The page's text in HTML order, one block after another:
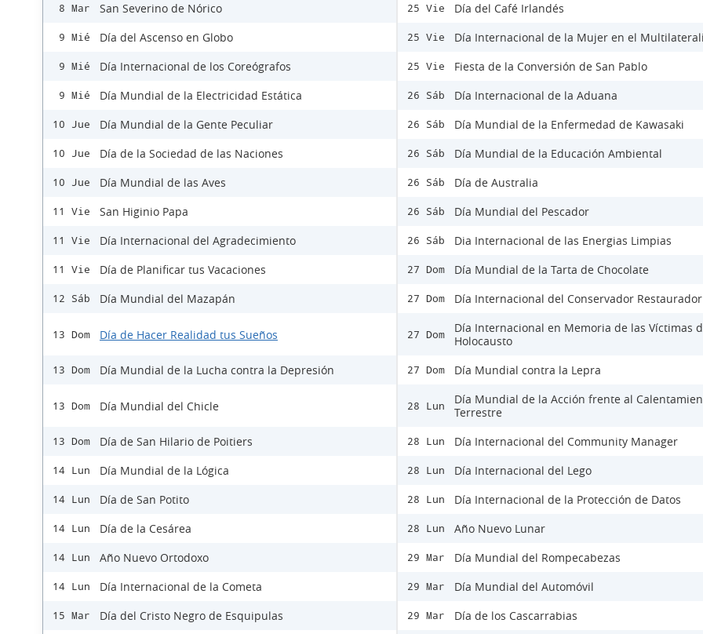
8 Mar San Severino de Nórico
9 Mié Día del Ascenso en Globo
9 Mié Día Internacional de los Coreógrafos
9 Mié Día Mundial de la Electricidad Estática
10 Jue Día Mundial de la Gente Peculiar
10 Jue Día de la Sociedad de las Naciones
10 Jue Día Mundial de las Aves
11 Vie San Higinio Papa
11 Vie Día Internacional del Agradecimiento
11 Vie Día de Planificar tus Vacaciones
12 Sáb Día Mundial del Mazapán
13 Dom Día de Hacer Realidad tus Sueños
13 Dom Día Mundial de la Lucha contra la Depresión
13 Dom Día Mundial del Chicle
13 Dom Día de San Hilario de Poitiers
14 Lun Día Mundial de la Lógica
14 Lun Día de San Potito
14 Lun Día de la Cesárea
14 Lun Año Nuevo Ortodoxo
14 Lun Día Internacional de la Cometa
15 Mar Día del Cristo Negro de Esquipulas
25 Vie Día del Café Irlandés
25 Vie Día Internacional de la Mujer en el
25 Vie Fiesta de la Conversión de San Pablo
26 Sáb Día Internacional de la Aduana
26 Sáb Día Mundial de la Enfermedad de Kawasaki
26 Sáb Día Mundial de la Educación Ambiental
26 Sáb Día de Australia
26 Sáb Día Mundial del Pescador
26 Sáb Dia Internacional de las Energias Limpias
27 Dom Día Mundial de la Tarta de Chocolate
27 Dom Día Internacional del Conservador Restaurador
27 Dom
Día Internacional en Memoria de las Víctimas
Holocausto
27 Dom Día Mundial contra la Lepra
28 Lun
Día Mundial de la Acción frente al
Terrestre
28 Lun Día Internacional del Community Manager
28 Lun Día Internacional del Lego
28 Lun Día Internacional de la Protección de Datos
28 Lun Año Nuevo Lunar
29 Mar Día Mundial del Rompecabezas
29 Mar Día Mundial del Automóvil
29 Mar Día de los Cascarrabias